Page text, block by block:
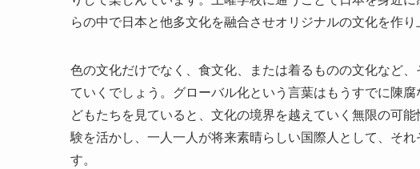
らの中で日本と他多文化を融合させオリジナルの文化を作り
色の文化だけでなく、食文化、または着るものの文化など
ていくでしょう。グローバル化という言葉はもうすでに陳
どもたちを見ていると、文化の境界を越えていく無限の可
験を活かし、一人一人が将来素晴らしい国際人として、そ
す。